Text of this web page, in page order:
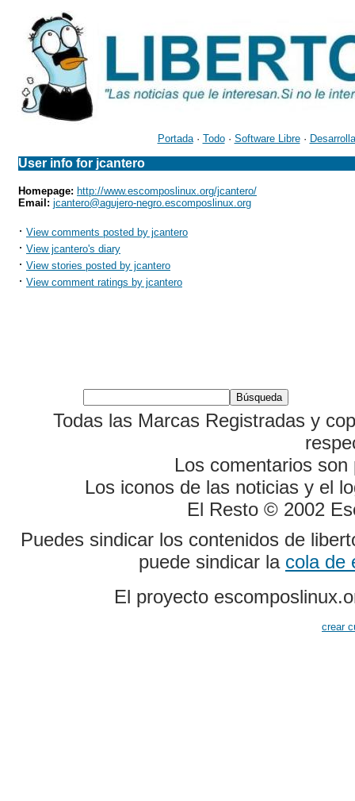
Portada· Todo· Software Libre·
User info for jcantero
Homepage: http://www.escomposlinux.org/jcantero/
Email: jcantero@agujero-negro.escomposlinux.org
· View comments posted by jcantero
· View jcantero's diary
· View stories posted by jcantero
· View comment ratings by jcantero
Todas las Marcas Registradas y
Los comentarios
Los iconos de las noticias y el
El Resto © 2002
Puedes sindicar los contenidos de
puede sindicar la cola de
El proyecto
crear